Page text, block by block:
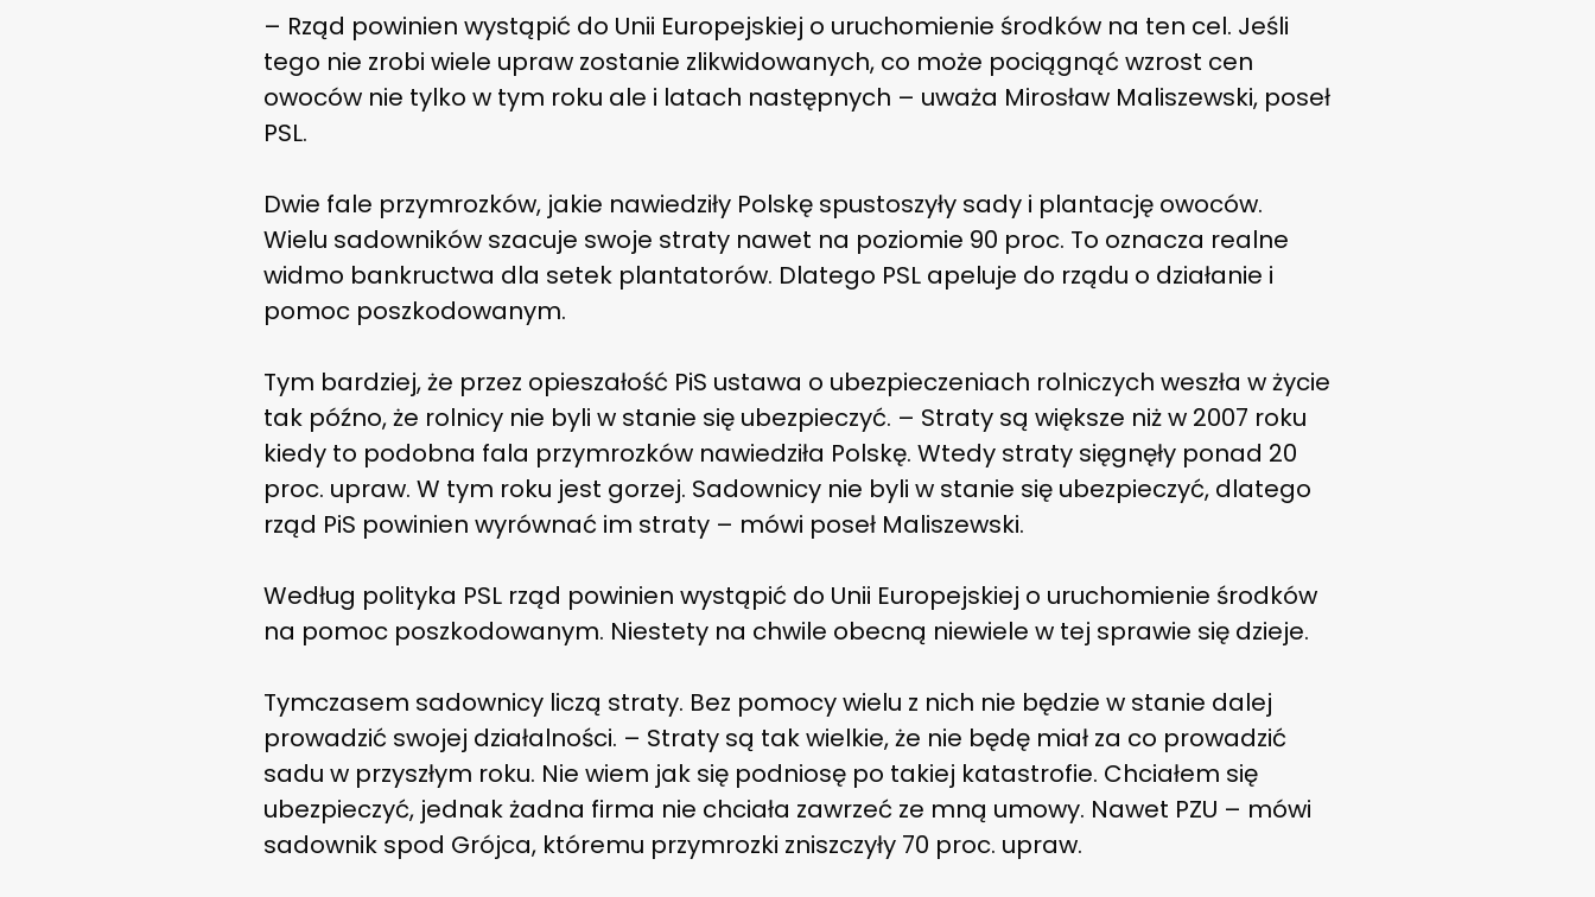
– Rząd powinien wystąpić do Unii Europejskiej o uruchomienie środków na ten cel. Jeśli
tego nie zrobi wiele upraw zostanie zlikwidowanych, co może pociągnąć wzrost cen
owoców nie tylko w tym roku ale i latach następnych – uważa Mirosław Maliszewski, poseł
PSL.
Dwie fale przymrozków, jakie nawiedziły Polskę spustoszyły sady i plantację owoców.
Wielu sadowników szacuje swoje straty nawet na poziomie 90 proc. To oznacza realne
widmo bankructwa dla setek plantatorów. Dlatego PSL apeluje do rządu o działanie i
pomoc poszkodowanym.
Tym bardziej, że przez opieszałość PiS ustawa o ubezpieczeniach rolniczych weszła w życie
tak późno, że rolnicy nie byli w stanie się ubezpieczyć. – Straty są większe niż w 2007 roku
kiedy to podobna fala przymrozków nawiedziła Polskę. Wtedy straty sięgnęły ponad 20
proc. upraw. W tym roku jest gorzej. Sadownicy nie byli w stanie się ubezpieczyć, dlatego
rząd PiS powinien wyrównać im straty – mówi poseł Maliszewski.
Według polityka PSL rząd powinien wystąpić do Unii Europejskiej o uruchomienie środków
na pomoc poszkodowanym. Niestety na chwile obecną niewiele w tej sprawie się dzieje.
Tymczasem sadownicy liczą straty. Bez pomocy wielu z nich nie będzie w stanie dalej
prowadzić swojej działalności. – Straty są tak wielkie, że nie będę miał za co prowadzić
sadu w przyszłym roku. Nie wiem jak się podniosę po takiej katastrofie. Chciałem się
ubezpieczyć, jednak żadna firma nie chciała zawrzeć ze mną umowy. Nawet PZU – mówi
sadownik spod Grójca, któremu przymrozki zniszczyły 70 proc. upraw.